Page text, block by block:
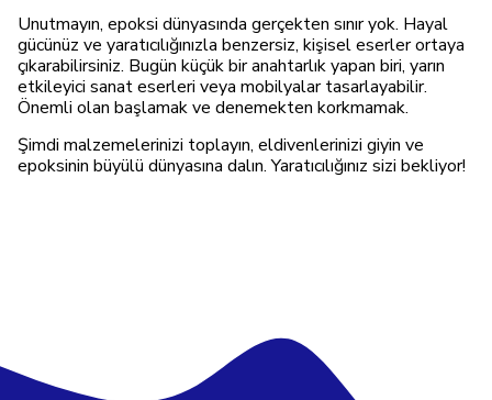
Unutmayın, epoksi dünyasında gerçekten sınır yok. Hayal
gücünüz ve yaratıcılığınızla benzersiz, kişisel eserler ortaya
çıkarabilirsiniz. Bugün küçük bir anahtarlık yapan biri, yarın
etkileyici sanat eserleri veya mobilyalar tasarlayabilir.
Önemli olan başlamak ve denemekten korkmamak.
Şimdi malzemelerinizi toplayın, eldivenlerinizi giyin ve
epoksinin büyülü dünyasına dalın. Yaratıcılığınız sizi bekliyor!